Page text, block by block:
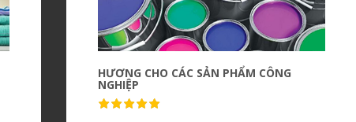
HƯƠNG CHO CÁC SẢN PHẨM CÔNG
NGHIỆP